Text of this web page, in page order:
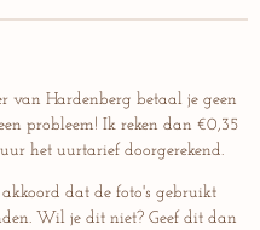
a
p
van Hardenberg betaal je geen
probleem! Ik reken dan €0,35
het uurtarief doorgerekend.
dat de foto's gebruikt
Wil je dit niet? Geef dit dan